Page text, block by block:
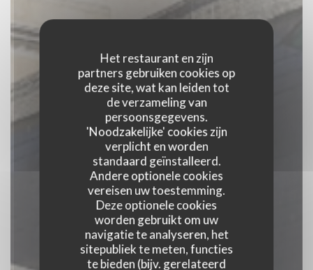
Het restaurant en zijn
partners gebruiken cookies op
deze site, wat kan leiden tot
de verzameling van
persoonsgegevens.
'Noodzakelijke' cookies zijn
verplicht en worden
standaard geïnstalleerd.
Andere optionele cookies
vereisen uw toestemming.
Deze optionele cookies
worden gebruikt om uw
navigatie te analyseren, het
sitepubliek te meten, functies
te bieden (bijv. gerelateerd